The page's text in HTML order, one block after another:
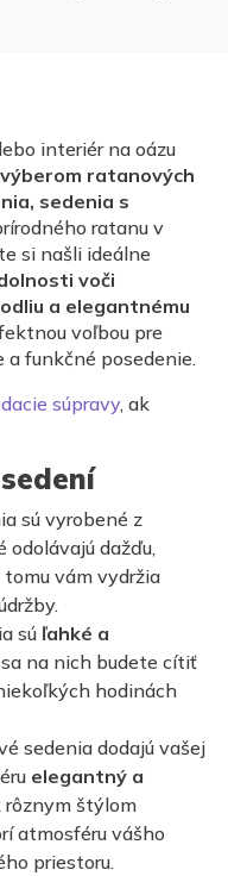
interiér na oázu
ratanových
sedenia s
ratanu v
si našli ideálne
voči
a elegantnému
voľbou pre
funkčné posedenie.
súpravy, ak
sú vyrobené z
odolávajú dažďu,
tomu vám vydržia
sú ľahké a
na nich budete cítiť
hodinách
sedenia dodajú vašej
elegantný a
rôznym štýlom
atmosféru vášho
priestoru.